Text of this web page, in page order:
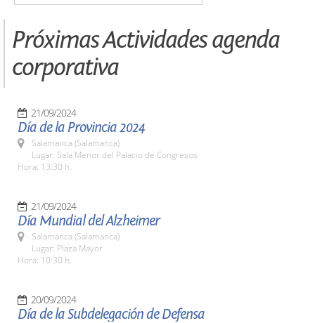
Próximas Actividades agenda
corporativa
21/09/2024
Día de la Provincia 2024
Salamanca (Salamanca)
Lugar: Sala Menor del Palacio de Congresos
Hora: 13:30 h.
21/09/2024
Día Mundial del Alzheimer
Salamanca (Salamanca)
Lugar: Plaza Mayor
Hora: 10:30 h.
20/09/2024
Día de la Subdelegación de Defensa